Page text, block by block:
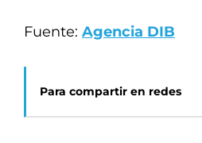
Fuente: Agencia DIB
Para compartir en redes